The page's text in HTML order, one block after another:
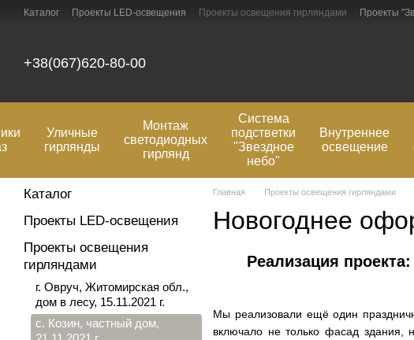
Перейти к основному контенту
Каталог Проекты LED-освещения Проекты освещения гирляндами Проекты
+38(067)620-80-00
Уличные
гирлянды
Монтаж
светодиодных
гирлянд
Система
подстветки
"Звездное
небо"
Внутреннее
освещение
Главная Проекты освещения гирляндами
Новогоднее
Реализация
Мы реализовали ещё один
включало не только фасад здания,
Каталог
Проекты LED-освещения
Проекты освещения
гирляндами
г. Овруч, Житомирская обл.,
дом в лесу, 15.11.2021 г.
с. Козин, частный дом,